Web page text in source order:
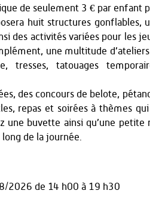
de seulement 3 € par enfant
huit structures gonflables,
des activités variées pour les
une multitude
tresses, tatouages
des concours de belote,
repas et soirées à thèmes
une buvette ainsi qu’une
de la journée.
2026 de 14 h00 à 19 h30